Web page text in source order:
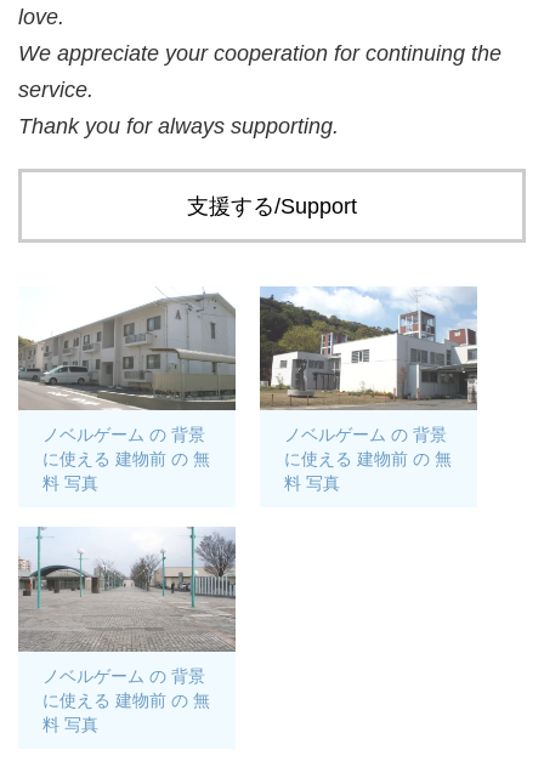
love.
We appreciate your cooperation for continuing the
service.
Thank you for always supporting.
支援する/Support
ノベルゲーム の 背景
に使える 建物前 の 無
料 写真
ノベルゲーム の 背景
に使える 建物前 の 無
料 写真
ノベルゲーム の 背景
に使える 建物前 の 無
料 写真